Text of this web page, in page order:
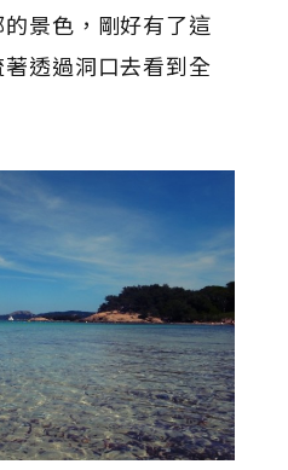
景色，剛好有了這
透過洞口去看到全